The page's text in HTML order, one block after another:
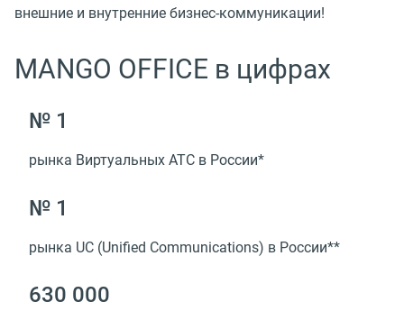
внешние и внутренние бизнес-коммуникации!
MANGO OFFICE в цифрах
№ 1
рынка Виртуальных АТС в России*
№ 1
рынка UC (Unified Сommunications) в России**
630 000